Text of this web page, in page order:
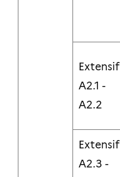
Extensif
A2.1 -
A2.2
Extensif
A2.3 -